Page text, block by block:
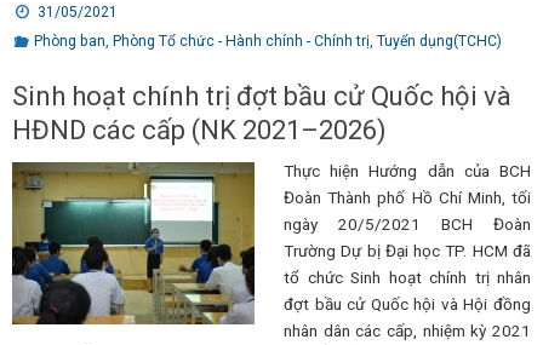
31/05/2021
Phòng ban, Phòng Tổ chức - Hành chính - Chính trị, Tuyển dụng(TCHC)
Sinh hoạt chính trị đợt bầu cử Quốc hội và
HĐND các cấp (NK 2021–2026)
Thực hiện Hướng dẫn của BCH
Đoàn Thành phố Hồ Chí Minh, tối
ngày 20/5/2021 BCH Đoàn
Trường Dự bị Đại học TP. HCM đã
tổ chức Sinh hoạt chính trị nhân
đợt bầu cử Quốc hội và Hội đồng
nhân dân các cấp, nhiệm kỳ 2021